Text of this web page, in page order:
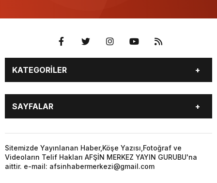
KATEGORİLER
EĞİTİM
EKONOMİ
GÜNCEL
SİYASET
YEREL HABERLER
KÜNYE
…
3. SAYFA
KÜLTÜR
SAYFALAR
GÜNCEL
ÖZEL HABER
SİYASET
YEREL HABERLER
KÜNYE
…
Sitemizde Yayınlanan Haber,Köşe Yazısı,Fotoğraf ve
Videoların Telif Hakları AFŞİN MERKEZ YAYIN GURUBU'na
aittir. e-mail: afsinhabermerkezi@gmail.com